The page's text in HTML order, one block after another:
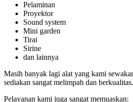
Pelaminan
Proyektor
Sound system
Mini garden
Tirai
Sirine
dan lainnya
Masih banyak lagi alat yang kami
sediakan sangat melimpah dan berkualitas.
Pelayanan kami juga sangat memuaskan: